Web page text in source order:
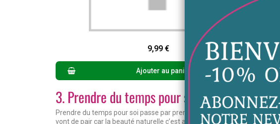
9,99 €
Ajouter au panier
3. Prendre du temps pour soi
Prendre du temps pour soi passe par prendre soin de soi, notamment
vont de pair car la beauté naturelle c’est aussi d’être en paix avec soi-